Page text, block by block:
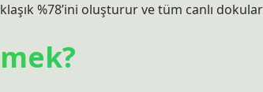
%78’ini oluşturur ve tüm canlı